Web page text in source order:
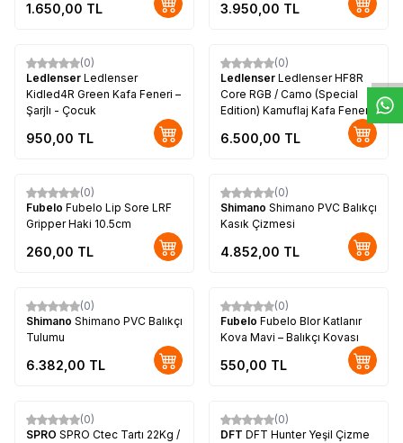
1.650,00 TL 3.950,00 TL
Yeni
(0)
Ledlenser Ledlenser
Kidled4R Green Kafa Feneri –
Şarjlı - Çocuk
950,00 TL
(0)
Ledlenser Ledlenser HF8R
Core RGB / Camo (Special
Edition) Kamuflaj Kafa Feneri
6.500,00 TL
(0)
Fubelo Fubelo Lip Sore LRF
Gripper Haki 10.5cm
260,00 TL
(0)
Shimano Shimano PVC Balıkçı
Kasık Çizmesi
4.852,00 TL
(0)
Shimano Shimano PVC Balıkçı
Tulumu
6.382,00 TL
(0)
Fubelo Fubelo Blor Katlanır
Kova Mavi – Balıkçı Kovası
550,00 TL
(0)
SPRO SPRO Ctec Tartı 22Kg /
(0)
DFT DFT Hunter Yeşil Çizme